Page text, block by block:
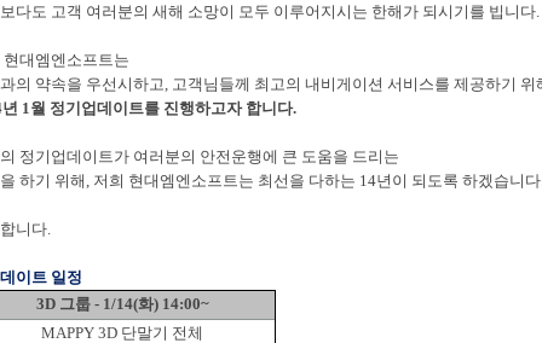
다도 고객 여러분의 새해 소망이 모두 이루어지시는 한해가 되시기를 빕니다.
현대엠엔소프트는
의 약속을 우선시하고, 고객님들께 최고의 내비게이션 서비스를 제공하기 위
년 1월 정기업데이트를 진행하고자 합니다.
정기업데이트가 여러분의 안전운행에 큰 도움을 드리는
하기 위해, 저희 현대엠엔소프트는 최선을 다하는 14년이 되도록 하겠습니다
니다.
이트 일정
3D 그룹 - 1/14(화) 14:00~
MAPPY 3D 단말기 전체